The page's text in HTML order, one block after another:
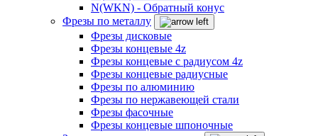
N(WKN) - Обратный конус
Фрезы по металлу
Фрезы дисковые
Фрезы концевые 4z
Фрезы концевые с радиусом 4z
Фрезы концевые радиусные
Фрезы по алюминию
Фрезы по нержавеющей стали
Фрезы фасочные
Фрезы концевые шпоночные